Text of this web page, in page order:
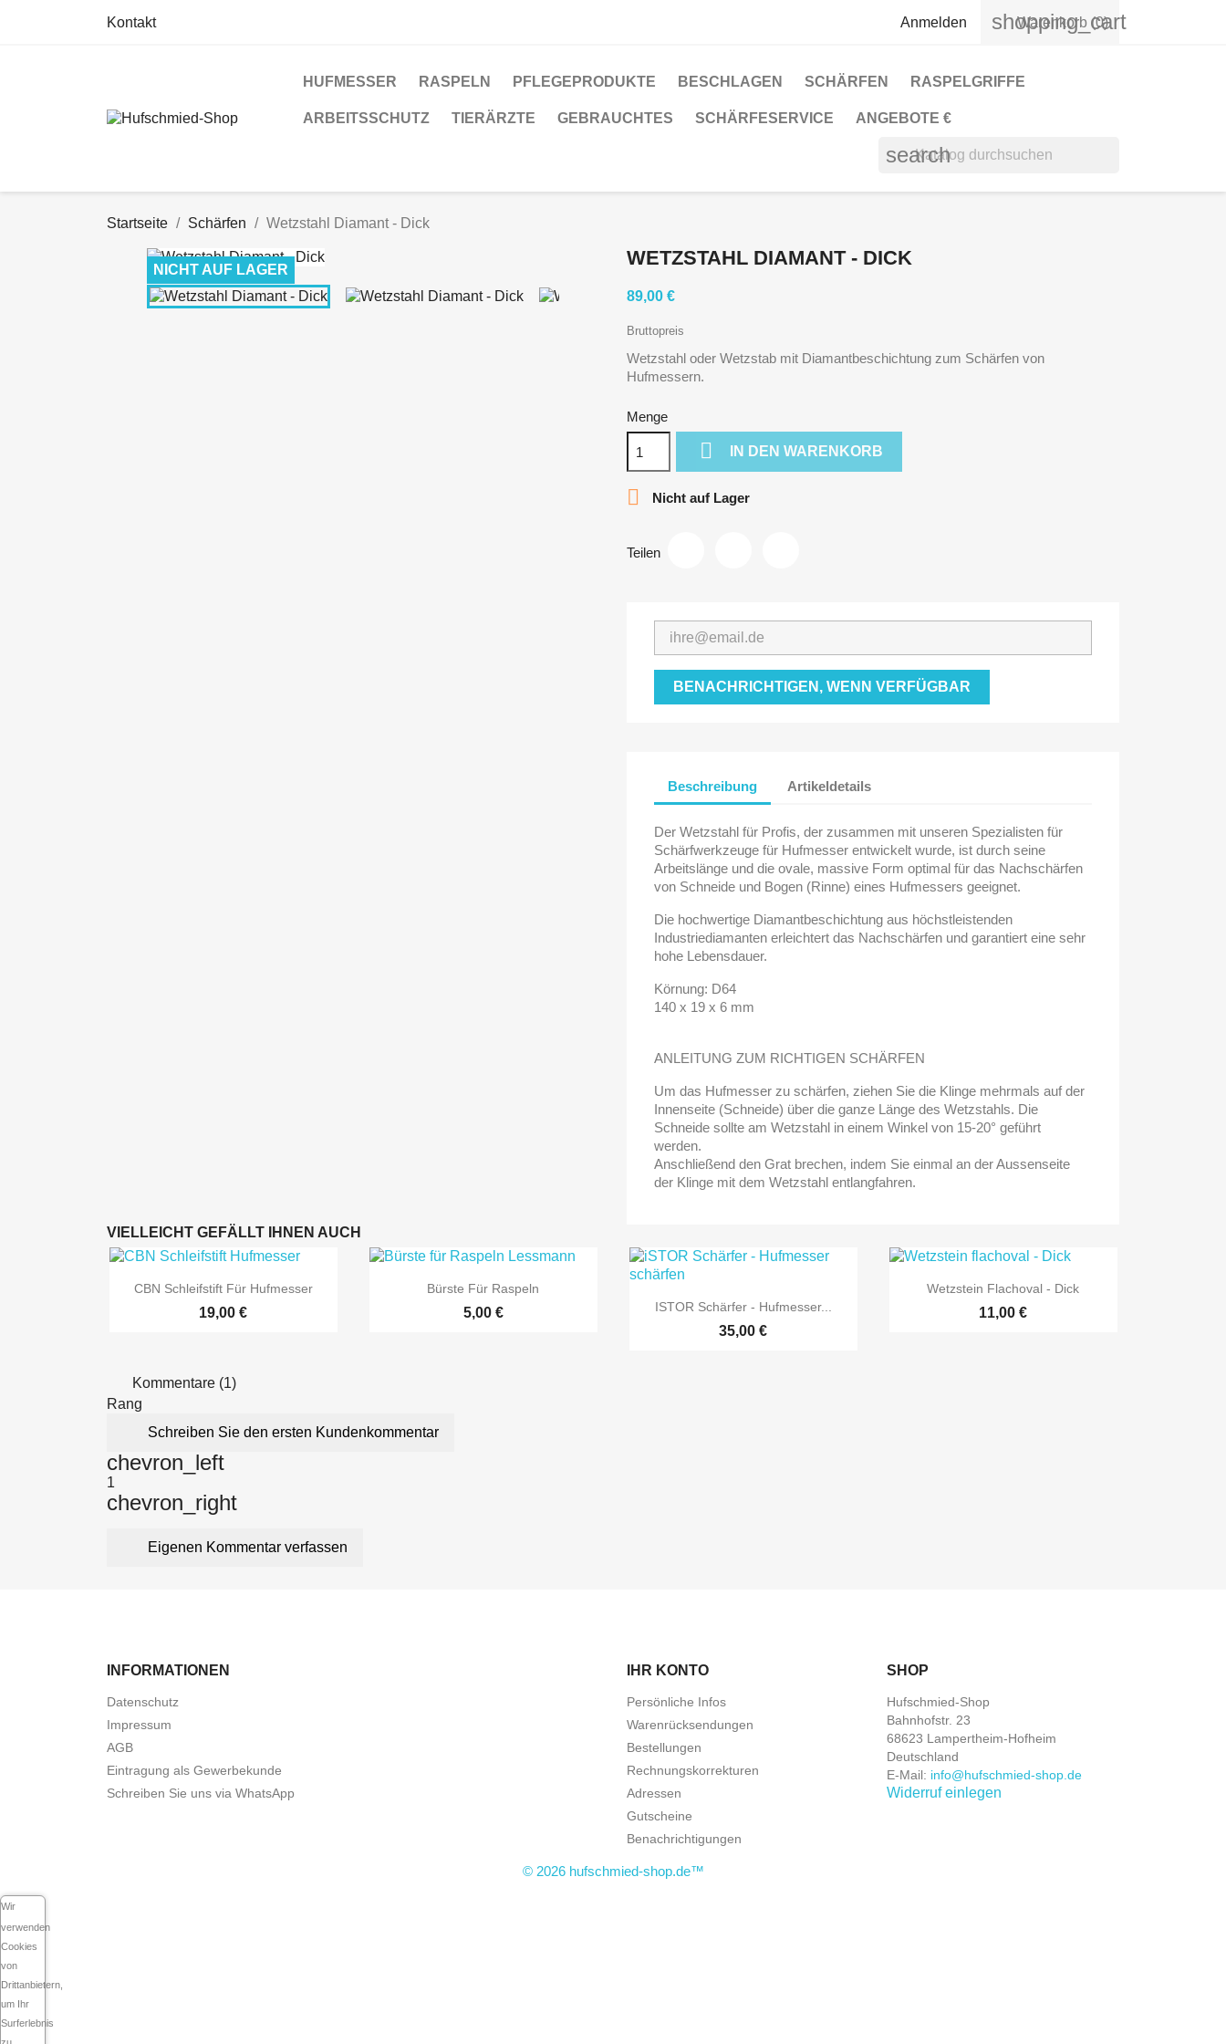
Kontakt Anmelden shopping_cart
Warenkorb (0)
HUFMESSER RASPELN PFLEGEPRODUKTE BESCHLAGEN SCHÄRFEN RASPELGRIFFE
ARBEITSSCHUTZ TIERÄRZTE GEBRAUCHTES SCHÄRFESERVICE ANGEBOTE €
search
Startseite Schärfen Wetzstahl Diamant - Dick
NICHT AUF LAGER
WETZSTAHL DIAMANT - DICK
89,00 €
Bruttopreis
Wetzstahl oder Wetzstab mit Diamantbeschichtung zum Schärfen von
Hufmessern.
Menge
 IN DEN WARENKORB
 Nicht auf Lager
Teilen
BENACHRICHTIGEN, WENN VERFÜGBAR
Beschreibung Artikeldetails
Der Wetzstahl für Profis, der zusammen mit unseren Spezialisten für
Schärfwerkzeuge für Hufmesser entwickelt wurde, ist durch seine
Arbeitslänge und die ovale, massive Form optimal für das Nachschärfen
von Schneide und Bogen (Rinne) eines Hufmessers geeignet.
Die hochwertige Diamantbeschichtung aus höchstleistenden
Industriediamanten erleichtert das Nachschärfen und garantiert eine sehr
hohe Lebensdauer.
Körnung: D64
140 x 19 x 6 mm
ANLEITUNG ZUM RICHTIGEN SCHÄRFEN
Um das Hufmesser zu schärfen, ziehen Sie die Klinge mehrmals auf der
Innenseite (Schneide) über die ganze Länge des Wetzstahls. Die
Schneide sollte am Wetzstahl in einem Winkel von 15-20° geführt
werden.
Anschließend den Grat brechen, indem Sie einmal an der Aussenseite
der Klinge mit dem Wetzstahl entlangfahren.
VIELLEICHT GEFÄLLT IHNEN AUCH
 Vorschau
CBN Schleifstift Für Hufmesser
19,00 €
 Vorschau
Bürste Für Raspeln
5,00 €  Vorschau
ISTOR Schärfer - Hufmesser...
35,00 €
 Vorschau
Wetzstein Flachoval - Dick
11,00 €
Kommentare (1)
Rang
Schreiben Sie den ersten Kundenkommentar
chevron_left
1
chevron_right
Eigenen Kommentar verfassen
INFORMATIONEN
Datenschutz
Impressum
AGB
Eintragung als Gewerbekunde
Schreiben Sie uns via WhatsApp
IHR KONTO
Persönliche Infos
Warenrücksendungen
Bestellungen
Rechnungskorrekturen
Adressen
Gutscheine
Benachrichtigungen
SHOP
Hufschmied-Shop
Bahnhofstr. 23
68623 Lampertheim-Hofheim
Deutschland
E-Mail: info@hufschmied-shop.de
Widerruf einlegen
© 2026 hufschmied-shop.de™
Wir
verwenden
Cookies
von
Drittanbietern,
um Ihr
Surferlebnis